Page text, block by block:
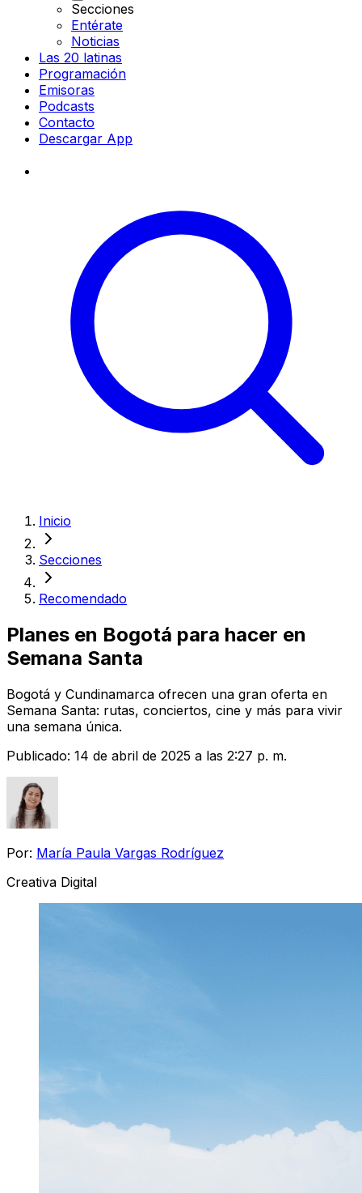
Secciones
Entérate
Noticias
Las 20 latinas
Programación
Emisoras
Podcasts
Contacto
Descargar App
Inicio
Secciones
Recomendado
Planes en Bogotá para hacer en
Semana Santa
Bogotá y Cundinamarca ofrecen una gran oferta en
Semana Santa: rutas, conciertos, cine y más para vivir
una semana única.
Publicado: 14 de abril de 2025 a las 2:27 p. m.
Por: María Paula Vargas Rodríguez
Creativa Digital